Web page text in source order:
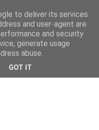
to deliver its services
and user-agent are
and security
generate usage
abuse.
GOT IT